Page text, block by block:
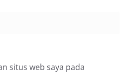
situs web saya pada